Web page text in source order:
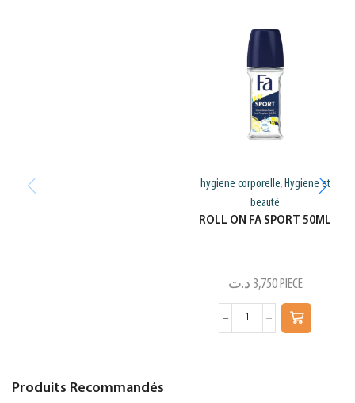
hygiene corporelle, Hygiene et
beauté
ROLL ON FA SPORT 50ML
3,750 د.ت PIECE
Produits Recommandés